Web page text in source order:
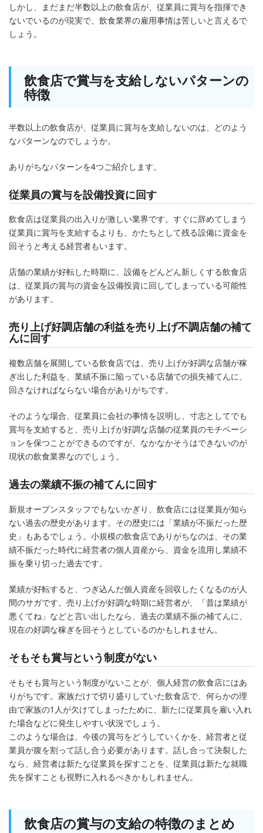
しかし、まだまだ半数以上の飲食店が、従業員に賞与を指揮でき
ないでいるのが現実で、飲食業界の雇用事情は苦しいと言えるで
しょう。
飲食店で賞与を支給しないパターンの
特徴
半数以上の飲食店が、従業員に賞与を支給しないのは、どのよう
なパターンなのでしょうか。
ありがちなパターンを4つご紹介します。
従業員の賞与を設備投資に回す
飲食店は従業員の出入りが激しい業界です。すぐに辞めてしまう
従業員に賞与を支給するよりも、かたちとして残る設備に資金を
回そうと考える経営者もいます。
店舗の業績が好転した時期に、設備をどんどん新しくする飲食店
は、従業員の賞与の資金を設備投資に回してしまっている可能性
があります。
売り上げ好調店舗の利益を売り上げ不調店舗の補て
んに回す
複数店舗を展開している飲食店では、売り上げが好調な店舗が稼
ぎ出した利益を、業績不振に陥っている店舗での損失補てんに、
回さなければならない場合がありがちです。
そのような場合、従業員に会社の事情を説明し、寸志としてでも
賞与を支給すると、売り上げが好調な店舗の従業員のモチベーシ
ョンを保つことができるのですが、なかなかそうはできないのが
現状の飲食業界なのでしょう。
過去の業績不振の補てんに回す
新規オープンスタッフでもないかぎり、飲食店には従業員が知ら
ない過去の歴史があります。その歴史には「業績が不振だった歴
史」もあるでしょう。小規模の飲食店でありがちなのは、その業
績不振だった時代に経営者の個人資産から、資金を流用し業績不
振を乗り切った過去です。
業績が好転すると、つぎ込んだ個人資産を回収したくなるのが人
間のサガです。売り上げが好調な時期に経営者が、「昔は業績が
悪くてね」などと言い出したなら、過去の業績不振の補てんに、
現在の好調な稼ぎを回そうとしているのかもしれません。
そもそも賞与という制度がない
そもそも賞与という制度がないことが、個人経営の飲食店にはあ
りがちです。家族だけで切り盛りしていた飲食店で、何らかの理
由で家族の1人が欠けてしまったために、新たに従業員を雇い入れ
た場合などに発生しやすい状況でしょう。
このような場合は、今後の賞与をどうしていくかを、経営者と従
業員が腹を割って話し合う必要があります。話し合って決裂した
なら、経営者は新たな従業員を探すことを、従業員は新たな就職
先を探すことも視野に入れるべきかもしれません。
飲食店の賞与の支給の特徴のまとめ